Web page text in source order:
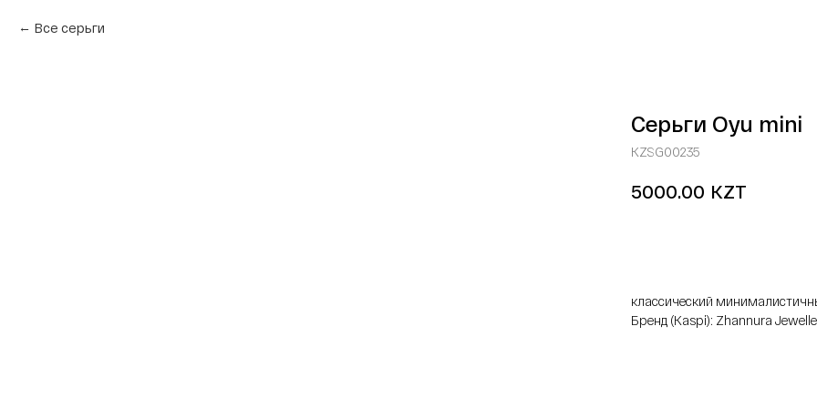
Все серьги
Серьги Oyu mini
KZSG00235
5000.00 KZT
классический
Бренд (Kaspi): Zhannura